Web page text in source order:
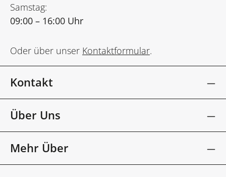
Samstag:
09:00 – 16:00 Uhr
Oder über unser Kontaktformular.
Kontakt
Über Uns
Mehr Über